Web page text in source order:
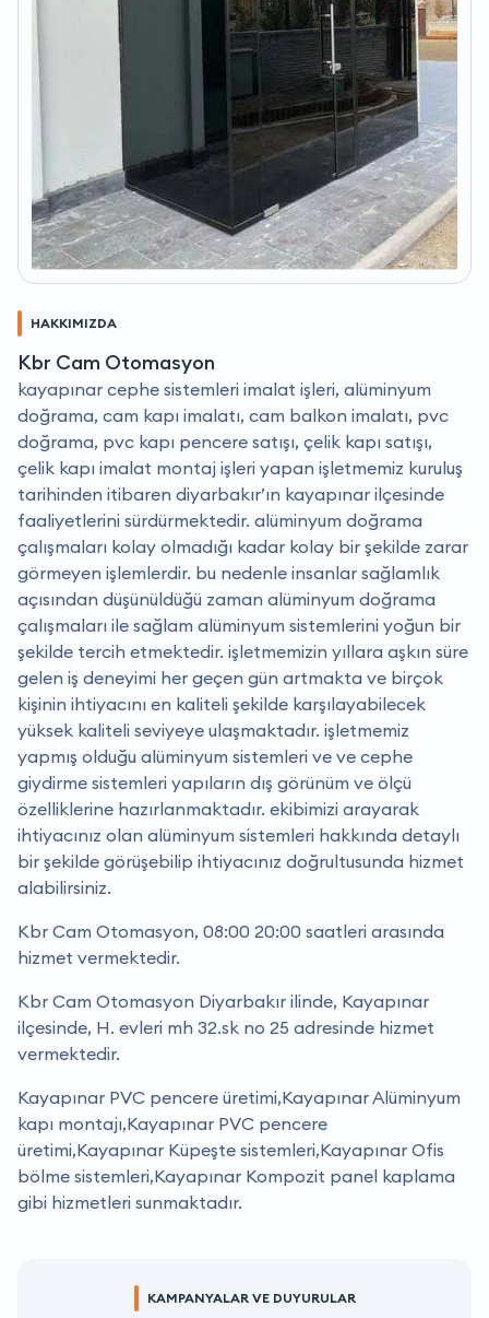
HAKKIMIZDA
Kbr Cam Otomasyon
kayapınar cephe sistemleri imalat işleri, alüminyum
doğrama, cam kapı imalatı, cam balkon imalatı, pvc
doğrama, pvc kapı pencere satışı, çelik kapı satışı,
çelik kapı imalat montaj işleri yapan işletmemiz kuruluş
tarihinden itibaren diyarbakır’ın kayapınar ilçesinde
faaliyetlerini sürdürmektedir. alüminyum doğrama
çalışmaları kolay olmadığı kadar kolay bir şekilde zarar
görmeyen işlemlerdir. bu nedenle insanlar sağlamlık
açısından düşünüldüğü zaman alüminyum doğrama
çalışmaları ile sağlam alüminyum sistemlerini yoğun bir
şekilde tercih etmektedir. i̇şletmemizin yıllara aşkın süre
gelen iş deneyimi her geçen gün artmakta ve birçok
kişinin ihtiyacını en kaliteli şekilde karşılayabilecek
yüksek kaliteli seviyeye ulaşmaktadır. i̇şletmemiz
yapmış olduğu alüminyum sistemleri ve ve cephe
giydirme sistemleri yapıların dış görünüm ve ölçü
özelliklerine hazırlanmaktadır. ekibimizi arayarak
ihtiyacınız olan alüminyum sistemleri hakkında detaylı
bir şekilde görüşebilip ihtiyacınız doğrultusunda hizmet
alabilirsiniz.
Kbr Cam Otomasyon, 08:00 20:00 saatleri arasında
hizmet vermektedir.
Kbr Cam Otomasyon Diyarbakır ilinde, Kayapınar
ilçesinde, H. evleri mh 32.sk no 25 adresinde hizmet
vermektedir.
Kayapınar PVC pencere üretimi,Kayapınar Alüminyum
kapı montajı,Kayapınar PVC pencere
üretimi,Kayapınar Küpeşte sistemleri,Kayapınar Ofis
bölme sistemleri,Kayapınar Kompozit panel kaplama
gibi hizmetleri sunmaktadır.
KAMPANYALAR VE DUYURULAR